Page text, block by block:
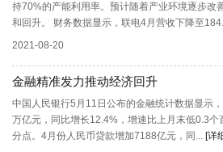
持70%的产能利用率。预计随着产业环境逐步改
和回升。 财务数据显示，联电4月营收下降至
2021-08-20
金融精准发力推动经济回升
中国人民银行5月11日公布的金融统计数据显示
万亿元，同比增长12.4%，增速比上月末低0.3
分点。4月份人民币贷款增加7188亿元，同... [详